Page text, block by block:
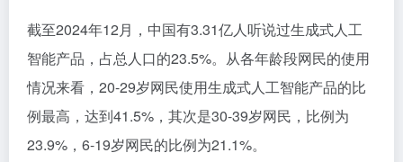
截至2024年12月，中国有3.31亿人听说过生成式人工
智能产品，占总人口的23.5%。从各年龄段网民的使用
情况来看，20-29岁网民使用生成式人工智能产品的比
例最高，达到41.5%，其次是30-39岁网民，比例为
23.9%，6-19岁网民的比例为21.1%。